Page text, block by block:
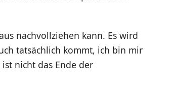
nachvollziehen kann. Es wird
tatsächlich kommt, ich bin mir
nicht das Ende der